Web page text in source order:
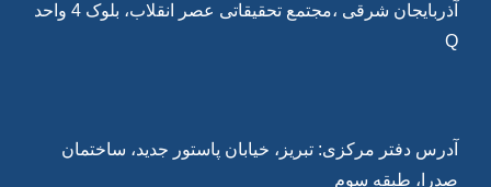
آذربایجان شرقی ،مجتمع تحقیقاتی عصر انقلاب، بلوک 4 واحد
Q
آدرس دفتر مرکزی: تبریز، خیابان پاستور جدید، ساختمان
صدرا، طبقه سوم